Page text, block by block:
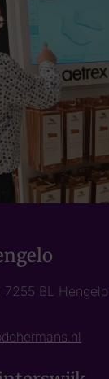
7255 BL Hengelo